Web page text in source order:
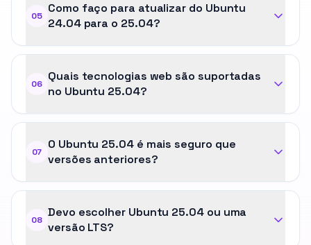
05
Como faço para atualizar do Ubuntu
24.04 para o 25.04?
06
Quais tecnologias web são suportadas
no Ubuntu 25.04?
07
O Ubuntu 25.04 é mais seguro que
versões anteriores?
08
Devo escolher Ubuntu 25.04 ou uma
versão LTS?